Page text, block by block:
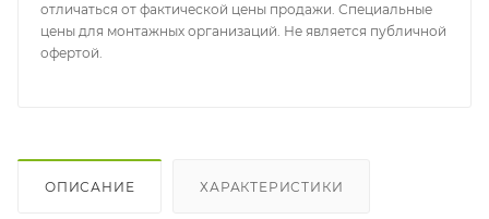
отличаться от фактической цены продажи. Специальные
цены для монтажных организаций. Не является публичной
офертой.
ОПИСАНИЕ ХАРАКТЕРИСТИКИ